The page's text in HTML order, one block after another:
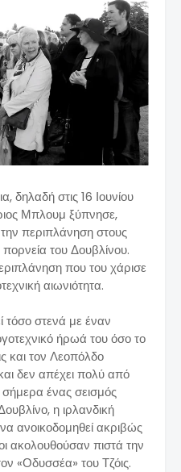
δηλαδή στις 16 Ιουνίου
Μπλουμ ξύπνησε,
περιπλάνηση στους
του Δουβλίνου.
που του χάρισε
αιωνιότητα.
τόσο στενά με έναν
ήρωά του όσο το
και τον Λεοπόλδο
δεν απέχει πολύ από
σήμερα ένας σεισμός
η ιρλανδική
ανοικοδομηθεί ακριβώς
ακολουθούσαν πιστά την
«Οδυσσέα» του Τζόις.